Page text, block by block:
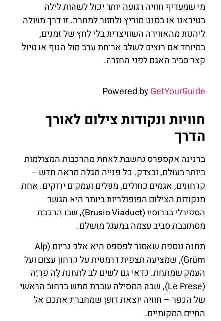
מי שמעדיף חוויה רגועה יותר יכול לשהות לילה
בטיראנו או בסנט מוריץ ולחזור למחרת. זו דרך מעולה
ליהנות מהאווירה השוויצרית בלי לחץ של זמנים,
במיוחד אם רוצים לשלב ארוחת ערב מול הנוף או טיול
קצר סביב האגם לפני החזרה.
Powered byGetYourGuide
חוויות ונקודות צילום לאורך
הדרך
ברנינה אקספרס נחשבת לאחת מהרכבות המצולמות
ביותר בעולם, ובצדק. כל פנייה מגלה מראה חדש –
קרחונים, אגמים כחולים, מפלים ועמקים ירוקים. אחת
מנקודות הצילום הפופולריות ביותר היא הגשר
הספירלי בברוסיו (Brusio Viaduct), שבו הרכבת
מסתובבת סביב עצמה במעגל מושלם.
תחנה נוספת שאסור לפספס היא אלפ גריום (Alp
Grüm), שמציעה תצפית דרמטית על קרחון עצום ועל
העמק שמתחת. כדאי גם לשים לב לתחנת לֶה פרֶזֶה
(Le Prese), שבה המסילה עוברת ממש ברחוב הראשי
של הכפר – חוויה יוצאת דופן שמחברת אתכם אל
החיים המקומיים.